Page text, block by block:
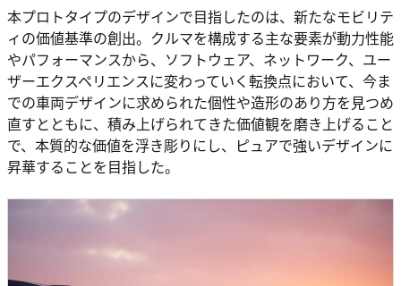
本プロトタイプのデザインで目指したのは、新たなモビリテ
ィの価値基準の創出。クルマを構成する主な要素が動力性能
やパフォーマンスから、ソフトウェア、ネットワーク、ユー
ザーエクスペリエンスに変わっていく転換点において、今ま
での車両デザインに求められた個性や造形のあり方を見つめ
直すとともに、積み上げられてきた価値観を磨き上げること
で、本質的な価値を浮き彫りにし、ピュアで強いデザインに
昇華することを目指した。